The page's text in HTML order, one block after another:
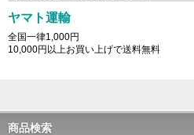
ヤマト運輸
全国一律1,000円
10,000円以上お買い上げで送料無料
商品検索